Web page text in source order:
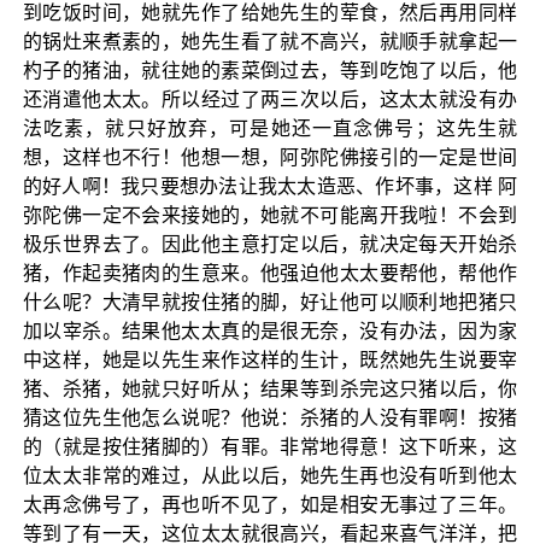
到吃饭时间，她就先作了给她先生的荤食，然后再用同样
的锅灶来煮素的，她先生看了就不高兴，就顺手就拿起一
杓子的猪油，就往她的素菜倒过去，等到吃饱了以后，他
还消遣他太太。所以经过了两三次以后，这太太就没有办
法吃素，就只好放弃，可是她还一直念佛号；这先生就
想，这样也不行！他想一想，阿弥陀佛接引的一定是世间
的好人啊！我只要想办法让我太太造恶、作坏事，这样 阿
弥陀佛一定不会来接她的，她就不可能离开我啦！不会到
极乐世界去了。因此他主意打定以后，就决定每天开始杀
猪，作起卖猪肉的生意来。他强迫他太太要帮他，帮他作
什么呢？大清早就按住猪的脚，好让他可以顺利地把猪只
加以宰杀。结果他太太真的是很无奈，没有办法，因为家
中这样，她是以先生来作这样的生计，既然她先生说要宰
猪、杀猪，她就只好听从；结果等到杀完这只猪以后，你
猜这位先生他怎么说呢？他说：杀猪的人没有罪啊！按猪
的（就是按住猪脚的）有罪。非常地得意！这下听来，这
位太太非常的难过，从此以后，她先生再也没有听到他太
太再念佛号了，再也听不见了，如是相安无事过了三年。
等到了有一天，这位太太就很高兴，看起来喜气洋洋，把